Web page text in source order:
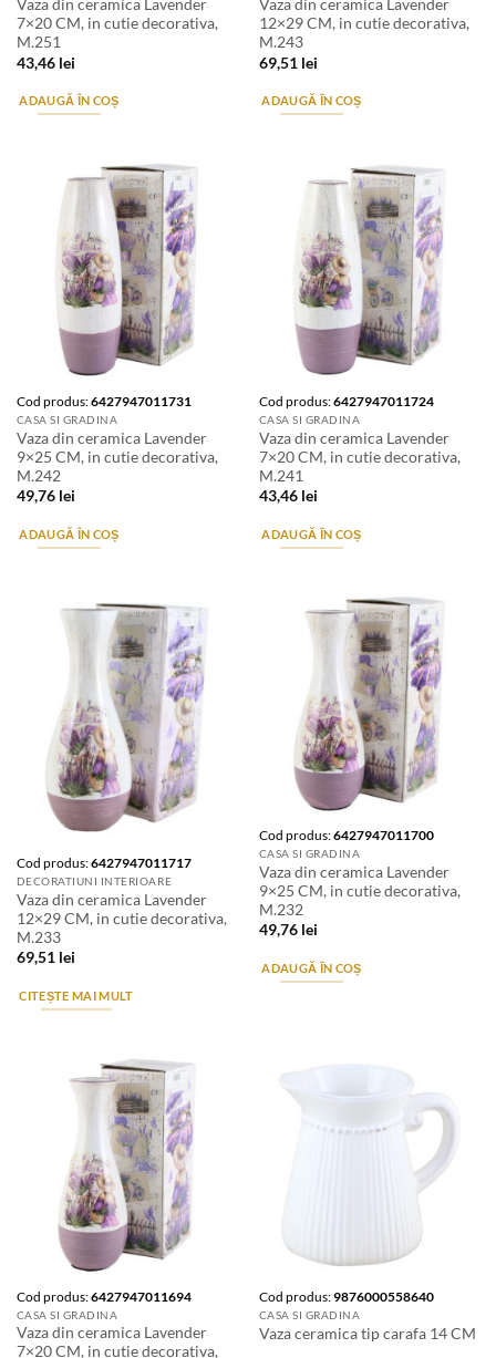
Vaza din ceramica Lavender
7×20 CM, in cutie decorativa,
M.251
43,46 lei
ADAUGĂ ÎN COȘ
Vaza din ceramica Lavender
12×29 CM, in cutie decorativa,
M.243
69,51 lei
ADAUGĂ ÎN COȘ
Cod produs:6427947011731
CASA SI GRADINA
Vaza din ceramica Lavender
9×25 CM, in cutie decorativa,
M.242
49,76 lei
ADAUGĂ ÎN COȘ
Cod produs:6427947011724
CASA SI GRADINA
Vaza din ceramica Lavender
7×20 CM, in cutie decorativa,
M.241
43,46 lei
ADAUGĂ ÎN COȘ
Stoc epuizat
Cod produs:6427947011717
DECORATIUNI INTERIOARE
Vaza din ceramica Lavender
12×29 CM, in cutie decorativa,
M.233
69,51 lei
CITEȘTE MAI MULT
Cod produs:6427947011700
CASA SI GRADINA
Vaza din ceramica Lavender
9×25 CM, in cutie decorativa,
M.232
49,76 lei
ADAUGĂ ÎN COȘ
Cod produs:6427947011694
CASA SI GRADINA
Vaza din ceramica Lavender
7×20 CM, in cutie decorativa,
Cod produs:9876000558640
CASA SI GRADINA
Vaza ceramica tip carafa 14 CM